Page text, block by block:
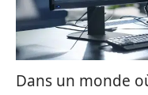
Dans un monde